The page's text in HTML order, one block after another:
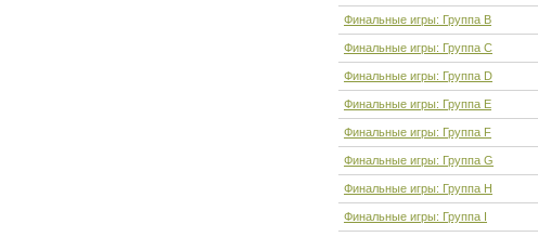
Финальные игры: Группа B
Финальные игры: Группа C
Финальные игры: Группа D
Финальные игры: Группа E
Финальные игры: Группа F
Финальные игры: Группа G
Финальные игры: Группа H
Финальные игры: Группа I